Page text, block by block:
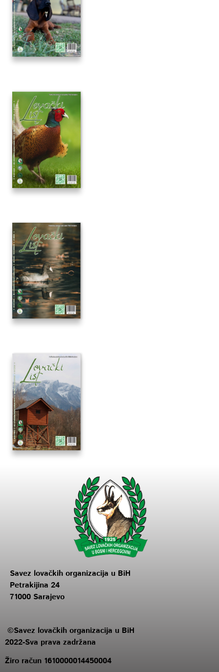
Savez lovačkih organizacija u BiH
Petrakijina 24
71000 Sarajevo
©Savez lovačkih organizacija u BiH
2022-Sva prava zadržana
Žiro račun 1610000014450004